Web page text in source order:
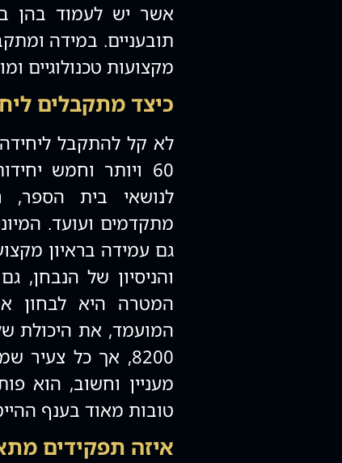
אשר יש לעמוד בהן
תובעניים. במידה
מקצועות טכנולוגיים
כיצד מתקבלים ליחידה
לא קל להתקבל
60 ויותר וחמש
לנושאי בית הספר,
מתקדמים ועועד.
גם עמידה בראיון
והניסיון של הנבחן,
המטרה היא לבחון
המועמד, את היכולת
8200, אך כל
מעניין וחשוב, הוא
טובות מאוד בענף
איזה תפקידים